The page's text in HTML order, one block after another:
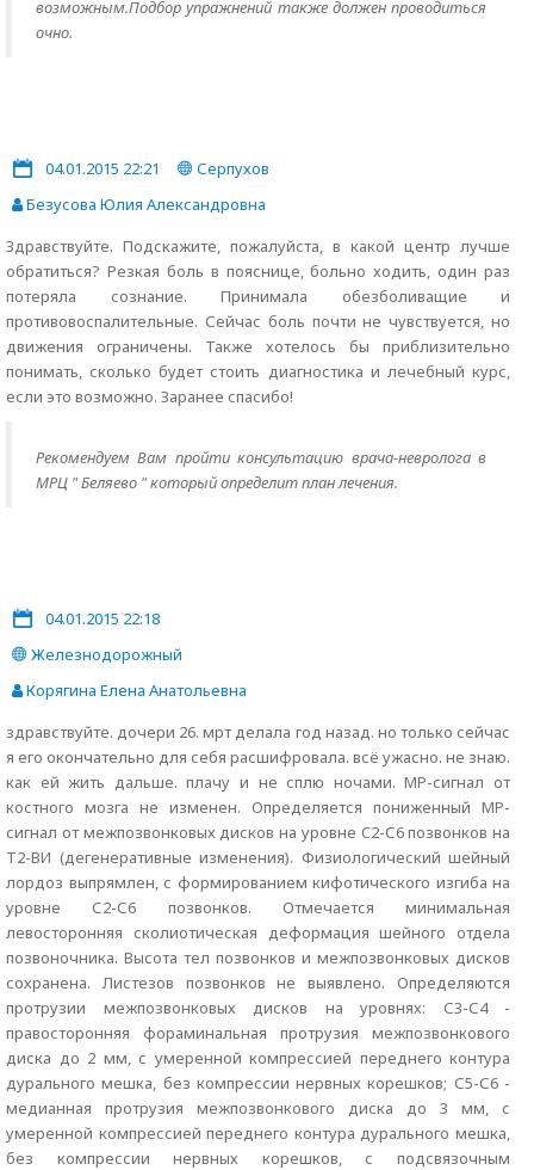
возможным.Подбор упражнений также должен проводиться
очно.
04.01.2015 22:21
Серпухов
Безусова Юлия Александровна
Здравствуйте. Подскажите, пожалуйста, в какой центр лучше
обратиться? Резкая боль в пояснице, больно ходить, один раз
потеряла сознание. Принимала обезболиващие и
противовоспалительные. Сейчас боль почти не чувствуется, но
движения ограничены. Также хотелось бы приблизительно
понимать, сколько будет стоить диагностика и лечебный курс,
если это возможно. Заранее спасибо!
Рекомендуем Вам пройти консультацию врача-невролога в
МРЦ " Беляево " который определит план лечения.
04.01.2015 22:18
Железнодорожный
Корягина Елена Анатольевна
здравствуйте. дочери 26. мрт делала год назад. но только сейчас
я его окончательно для себя расшифровала. всё ужасно. не знаю.
как ей жить дальше. плачу и не сплю ночами. МР-сигнал от
костного мозга не изменен. Определяется пониженный МР-
сигнал от межпозвонковых дисков на уровне C2-С6 позвонков на
Т2-ВИ (дегенеративные изменения). Физиологический шейный
лордоз выпрямлен, с формированием кифотического изгиба на
уровне С2-С6 позвонков. Отмечается минимальная
левосторонняя сколиотическая деформация шейного отдела
позвоночника. Высота тел позвонков и межпозвонковых дисков
сохранена. Листезов позвонков не выявлено. Определяются
протрузии межпозвонковых дисков на уровнях: С3-С4 -
правосторонняя фораминальная протрузия межпозвонкового
диска до 2 мм, с умеренной компрессией переднего контура
дурального мешка, без компрессии нервных корешков; С5-С6 -
медианная протрузия межпозвонкового диска до 3 мм, с
умеренной компрессией переднего контура дурального мешка,
без компрессии нервных корешков, с подсвязочным